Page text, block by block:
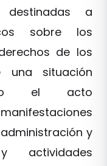
a
sobre los
de los
una situación
el acto
y
actividades